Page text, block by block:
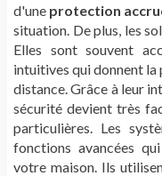
d'une protection
situation. De plus, les
Elles sont souvent
intuitives qui donnent
distance. Grâce à leur
sécurité devient très
particulières. Les
fonctions avancées
votre maison. Ils